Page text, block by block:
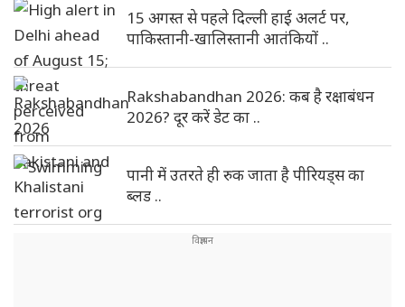
15 अगस्त से पहले दिल्ली हाई अलर्ट पर,
पाकिस्तानी-खालिस्तानी आतंकियों ..
Rakshabandhan 2026: कब है रक्षाबंधन
2026? दूर करें डेट का ..
पानी में उतरते ही रुक जाता है पीरियड्स का
ब्लड ..